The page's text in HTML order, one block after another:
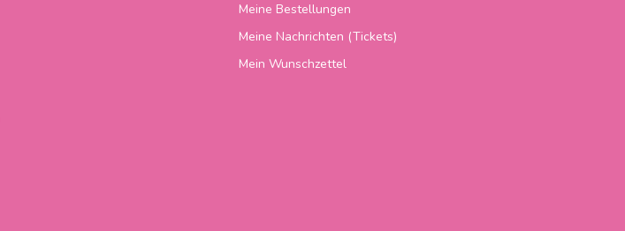
Meine Bestellungen
Meine Nachrichten (Tickets)
Mein Wunschzettel